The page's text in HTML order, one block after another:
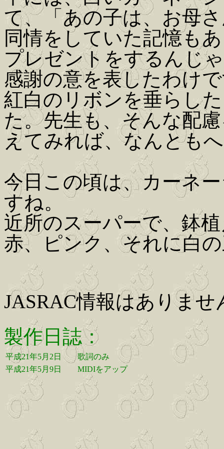
て、「あの子は、お母
同情をしていた記憶も
プレゼントをするんじ
感謝の意を表したわけ
紅白のリボンを垂らし
た。先生も、そんな配
えてみれば、なんとも
今日この頃は、カーネ
すね。
近所のスーパーで、鉢
赤、ピンク、それに白
JASRAC情報はありませ
製作日誌：
平成21年5月2日
歌詞のみ
平成21年5月9日
MIDIをアップ